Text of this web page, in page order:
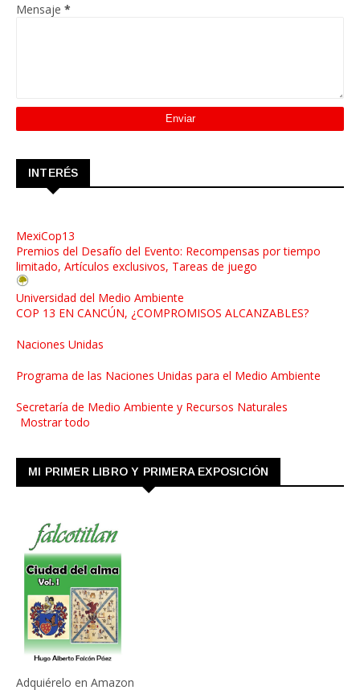
Mensaje *
INTERÉS
MexiCop13
Premios del Desafío del Evento: Recompensas por tiempo
limitado, Artículos exclusivos, Tareas de juego
Universidad del Medio Ambiente
COP 13 EN CANCÚN, ¿COMPROMISOS ALCANZABLES?
Naciones Unidas
Programa de las Naciones Unidas para el Medio Ambiente
Secretaría de Medio Ambiente y Recursos Naturales
Mostrar todo
MI PRIMER LIBRO Y PRIMERA EXPOSICIÓN
Adquiérelo en Amazon